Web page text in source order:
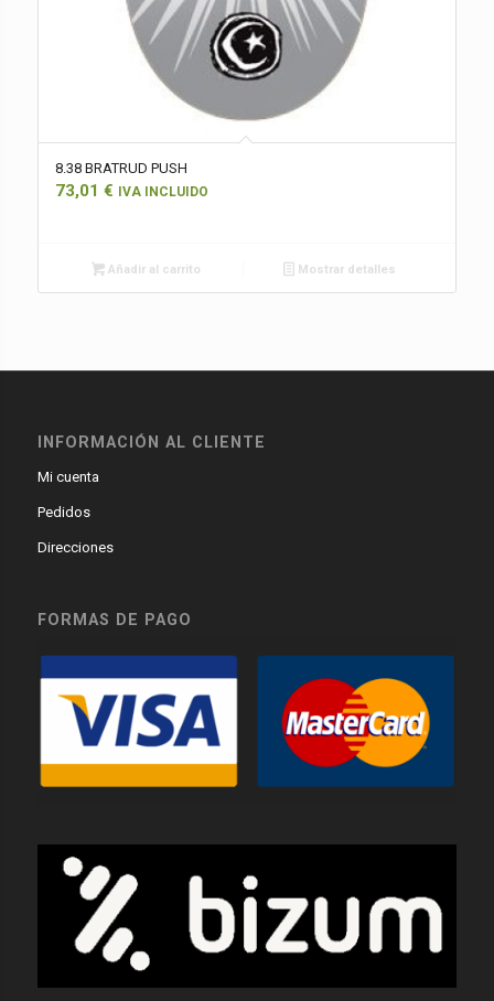
8.38 BRATRUD PUSH
73,01 € IVA INCLUIDO
Añadir al carrito Mostrar detalles
INFORMACIÓN AL CLIENTE
Mi cuenta
Pedidos
Direcciones
FORMAS DE PAGO